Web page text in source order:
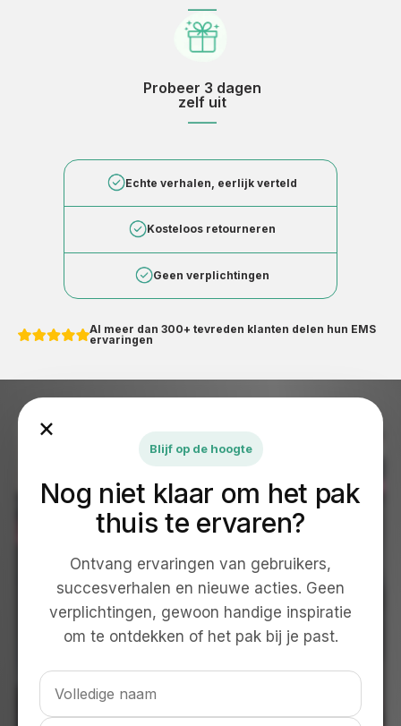
Probeer 3 dagen
zelf uit
Echte verhalen, eerlijk verteld
Kosteloos retourneren
Geen verplichtingen
Al meer dan 300+ tevreden klanten delen hun EMS
ervaringen
×
Blijf op de hoogte
Nog niet klaar om het pak
thuis te ervaren?
Ontvang ervaringen van gebruikers,
succesverhalen en nieuwe acties. Geen
verplichtingen, gewoon handige inspiratie
om te ontdekken of het pak bij je past.